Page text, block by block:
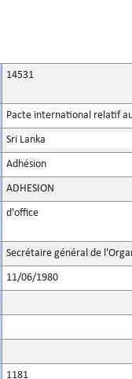
14531
Pacte international relatif
Sri Lanka
Adhésion
ADHESION
d'office
Secrétaire général de
11/06/1980
1181